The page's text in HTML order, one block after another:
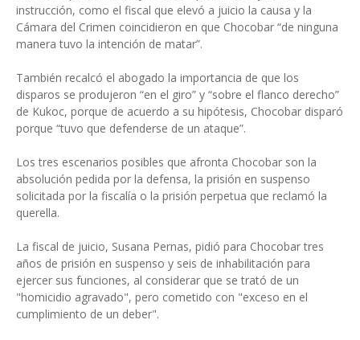
instrucción, como el fiscal que elevó a juicio la causa y la
Cámara del Crimen coincidieron en que Chocobar “de ninguna
manera tuvo la intención de matar”.
También recalcó el abogado la importancia de que los
disparos se produjeron “en el giro” y “sobre el flanco derecho”
de Kukoc, porque de acuerdo a su hipótesis, Chocobar disparó
porque “tuvo que defenderse de un ataque”.
Los tres escenarios posibles que afronta Chocobar son la
absolución pedida por la defensa, la prisión en suspenso
solicitada por la fiscalía o la prisión perpetua que reclamó la
querella.
La fiscal de juicio, Susana Pernas, pidió para Chocobar tres
años de prisión en suspenso y seis de inhabilitación para
ejercer sus funciones, al considerar que se trató de un
"homicidio agravado", pero cometido con "exceso en el
cumplimiento de un deber".